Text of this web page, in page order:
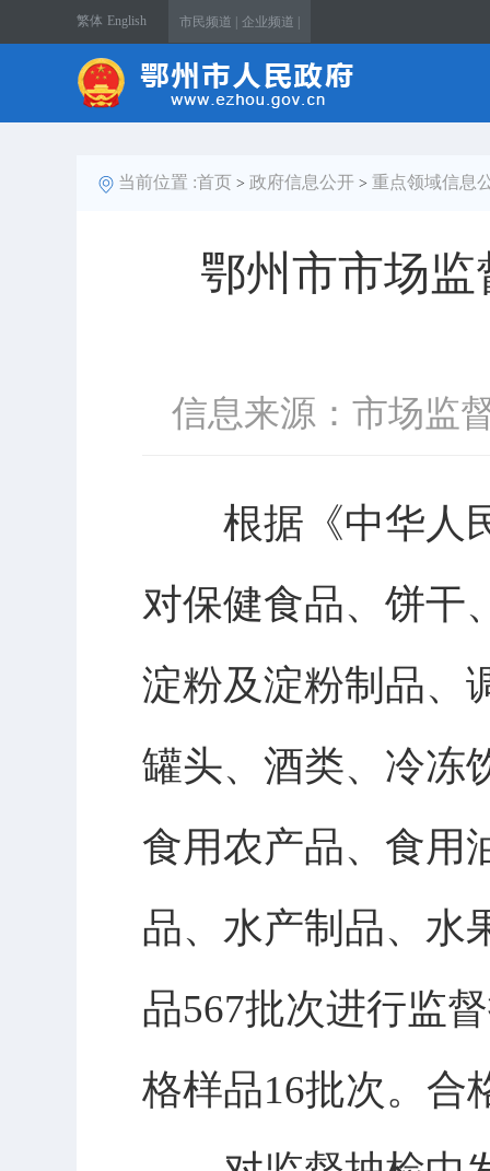
繁体 English 市民频道 | 企业频道 |
当前位置 :首页 > 政府信息公开 > 重点领域信息
鄂州市市场
信息来源：市场监
根据《中华人民
对保健食品、饼干
淀粉及淀粉制品、
罐头、酒类、冷冻
食用农产品、食用
品、水产制品、水
品567批次进行监
格样品16批次。合